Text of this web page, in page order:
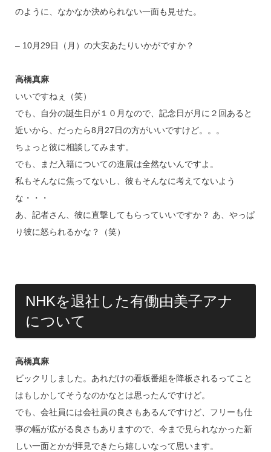
のように、なかなか決められない一面も見せた。
– 10月29日（月）の大安あたりいかがですか？
高橋真麻
いいですねぇ（笑）
でも、自分の誕生日が１０月なので、記念日が月に２回あると
近いから、だったら8月27日の方がいいですけど。。。
ちょっと彼に相談してみます。
でも、まだ入籍についての進展は全然ないんですよ。
私もそんなに焦ってないし、彼もそんなに考えてないよう
な・・・
あ、記者さん、彼に直撃してもらっていいですか？ あ、やっぱ
り彼に怒られるかな？（笑）
NHKを退社した有働由美子アナ
について
高橋真麻
ビックリしました。あれだけの看板番組を降板されるってこと
はもしかしてそうなのかなとは思ったんですけど。
でも、会社員には会社員の良さもあるんですけど、フリーも仕
事の幅が広がる良さもありますので、今まで見られなかった新
しい一面とかが拝見できたら嬉しいなって思います。